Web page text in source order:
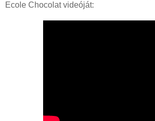
Ecole Chocolat videóját: